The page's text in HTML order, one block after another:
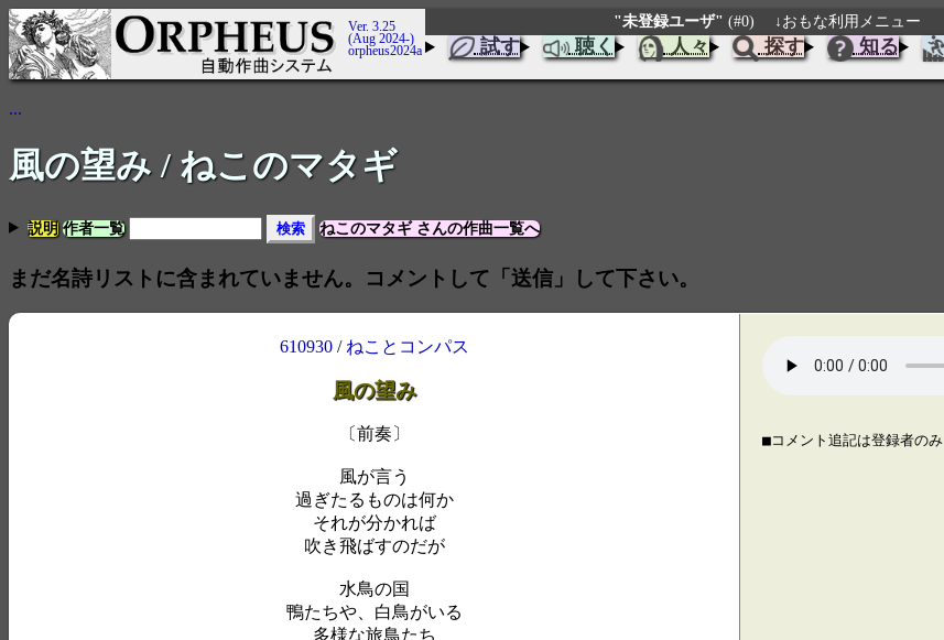
Ver. 3.25
(Aug 2024-)
orpheus2024a
"未登録ユーザ" (#0) ↓おもな利用メニュー
試す 聴く 人々 探す 知る
...
風の望み / ねこのマタギ
説明 作者一覧 ねこのマタギ さんの作曲一覧へ
まだ名詩リストに含まれていません。コメントして「送信」して下さい。
610930 / ねことコンパス
風の望み
〔前奏〕
風が言う
過ぎたるものは何か
それが分かれば
吹き飛ばすのだが
水鳥の国
鴨たちや、白鳥がいる
多様な旅鳥たち
■コメント追記は登録者のみ